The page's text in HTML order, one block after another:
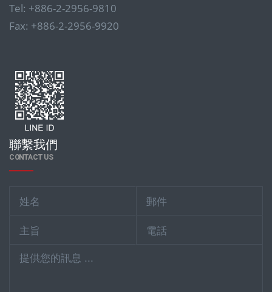
Tel: +886-2-2956-9810
Fax: +886-2-2956-9920